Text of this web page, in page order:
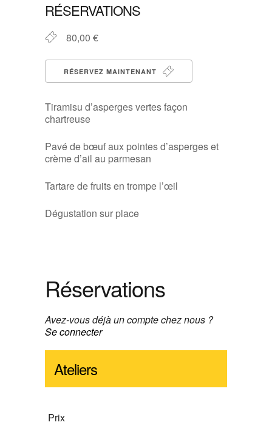
RÉSERVATIONS
80,00 €
RÉSERVEZ MAINTENANT
Tiramisu d’asperges vertes façon
chartreuse
Pavé de bœuf aux pointes d’asperges et
crème d’ail au parmesan
Tartare de fruits en trompe l’œil
Dégustation sur place
Réservations
Avez-vous déjà un compte chez nous ?
Se connecter
Ateliers
Prix